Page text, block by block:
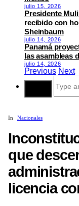
julio 15, 2026
Presidente
recibido con
Sheinbaum
julio 14, 2026
Panamá
las asambleas
julio 14, 2026
Previous Next
Search
In Nacionales
que
licencia